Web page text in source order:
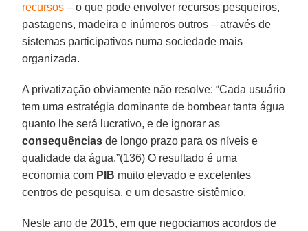
recursos – o que pode envolver recursos pesqueiros,
pastagens, madeira e inúmeros outros – através de
sistemas participativos numa sociedade mais
organizada.
A privatização obviamente não resolve: “Cada usuário
tem uma estratégia dominante de bombear tanta água
quanto lhe será lucrativo, e de ignorar as
consequências de longo prazo para os níveis e
qualidade da água.”(136) O resultado é uma
economia com PIB muito elevado e excelentes
centros de pesquisa, e um desastre sistêmico.
Neste ano de 2015, em que negociamos acordos de